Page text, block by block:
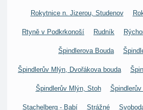
Rokytnice n. Jizerou, Studenov
Rtyně v Podkrkonoší Rudník
Špindlerova Bouda
Špindlerův Mlýn, Dvořákova bouda
Špindlerův Mlýn, Stoh
Stachelberg - Babí Strážné